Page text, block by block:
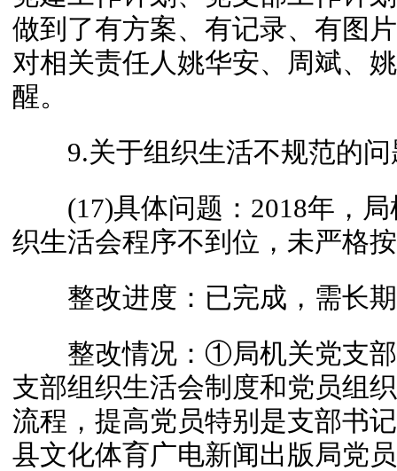
做到了有方案、有记录、有图
对相关责任人姚华安、周斌、
醒。
9.关于组织生活不规范的问
(17)具体问题：2018年，局
织生活会程序不到位，未严格
整改进度：已完成，需长
整改情况：①局机关党支部
支部组织生活会制度和党员组
流程，提高党员特别是支部书
县文化体育广电新闻出版局党